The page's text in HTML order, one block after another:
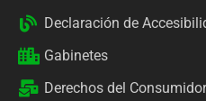
Declaración de
Gabinetes
Derechos del Consumidor